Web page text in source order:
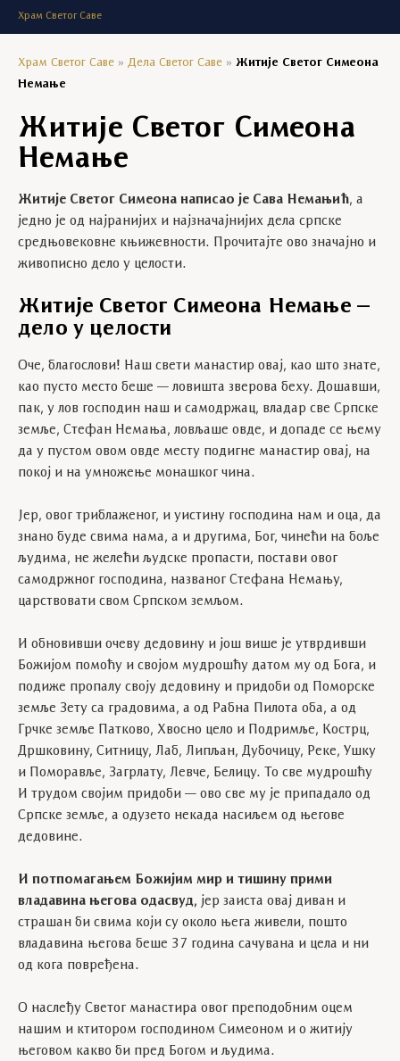
Храм Светог Саве
Храм Светог Саве » Дела Светог Саве » Житије Светог Симеона
Немање
Житије Светог Симеона
Немање
Житије Светог Симеона написао је Сава Немањић, а
једно је од најранијих и најзначајнијих дела српске
средњовековне књижевности. Прочитајте ово значајно и
живописно дело у целости.
Житије Светог Симеона Немање –
дело у целости
Оче, благослови! Наш свети манастир овај, као што знате,
као пусто место беше — ловишта зверова беху. Дошавши,
пак, у лов господин наш и самодржац, владар све Српске
земље, Стефан Немања, ловљаше овде, и допаде се њему
да у пустом овом овде месту подигне манастир овај, на
покој и на умножење монашког чина.
Јер, овог триблаженог, и уистину господина нам и оца, да
знано буде свима нама, а и другима, Бог, чинећи на боље
људима, не желећи људске пропасти, постави овог
самодржног господина, названог Стефана Немању,
царствовати свом Српском земљом.
И обновивши очеву дедовину и још више је утврдивши
Божијом помоћу и својом мудрошћу датом му од Бога, и
подиже пропалу своју дедовину и придоби од Поморске
земље Зету са градовима, а од Рабна Пилота оба, а од
Грчке земље Патково, Хвосно цело и Подримље, Кострц,
Дршковину, Ситницу, Лаб, Липљан, Дубочицу, Реке, Ушку
и Поморавље, Загрлату, Левче, Белицу. То све мудрошћу
И трудом својим придоби — ово све му је припадало од
Српске земље, а одузето некада насиљем од његове
дедовине.
И потпомагањем Божијим мир и тишину прими
владавина његова одасвуд, јер заиста овај диван и
страшан би свима који су около њега живели, пошто
владавина његова беше 37 година сачувана и цела и ни
од кога повређена.
О наслеђу Светог манастира овог преподобним оцем
нашим и ктитором господином Симеоном и о житију
његовом какво би пред Богом и људима.